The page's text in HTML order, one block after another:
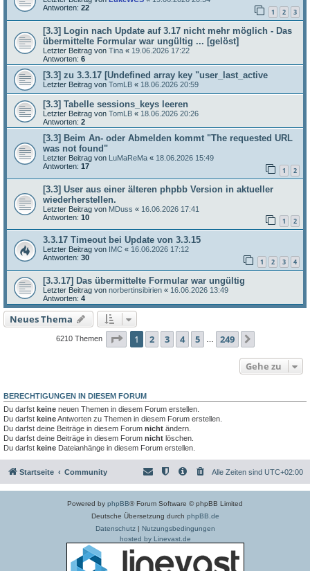
Antworten: 22 1 2 3
[3.3] Login nach Update auf 3.17 nicht mehr möglich - Das
übermittelte Formular war ungültig ... [gelöst]
Letzter Beitrag von Tina « 19.06.2026 17:22
Antworten: 6
[3.3] zu 3.3.17 [Undefined array key "user_last_active
Letzter Beitrag von TomLB « 18.06.2026 20:59
[3.3] Tabelle sessions_keys leeren
Letzter Beitrag von TomLB « 18.06.2026 20:26
Antworten: 2
[3.3] Beim An- oder Abmelden kommt "The requested URL
was not found"
Letzter Beitrag von LuMaReMa « 18.06.2026 15:49
Antworten: 17 1 2
[3.3] User aus einer älteren phpbb Version in aktueller
wiederherstellen.
Letzter Beitrag von MDuss « 16.06.2026 17:41
Antworten: 10 1 2
3.3.17 Timeout bei Update von 3.3.15
Letzter Beitrag von IMC « 16.06.2026 17:12
Antworten: 30 1 2 3 4
[3.3.17] Das übermittelte Formular war ungültig
Letzter Beitrag von norbertinsibirien « 16.06.2026 13:49
Antworten: 4
Neues Thema
6210 Themen Seite 1von 249
1 2 3 4 5 249
Gehe zu
BERECHTIGUNGEN IN DIESEM FORUM
Du darfst keine neuen Themen in diesem Forum erstellen.
Du darfst keineAntworten zu Themen in diesem Forum erstellen.
Du darfst deine Beiträge in diesem Forum nicht ändern.
Du darfst deine Beiträge in diesem Forum nicht löschen.
Du darfst keine Dateianhänge in diesem Forum erstellen.
Startseite Community Alle Zeiten sind UTC+02:00
Powered by phpBB® Forum Software © phpBB Limited
Deutsche Übersetzung durch phpBB.de
Datenschutz| Nutzungsbedingungen
hosted by Linevast.de